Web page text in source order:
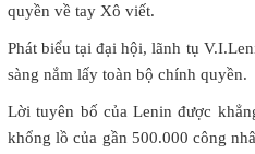
quyền về tay Xô viết.
Phát biểu tại đại hội, lãnh tụ
sàng nắm lấy toàn bộ chính quyền.
Lời tuyên bố của Lenin được
khổng lồ của gần 500.000 công